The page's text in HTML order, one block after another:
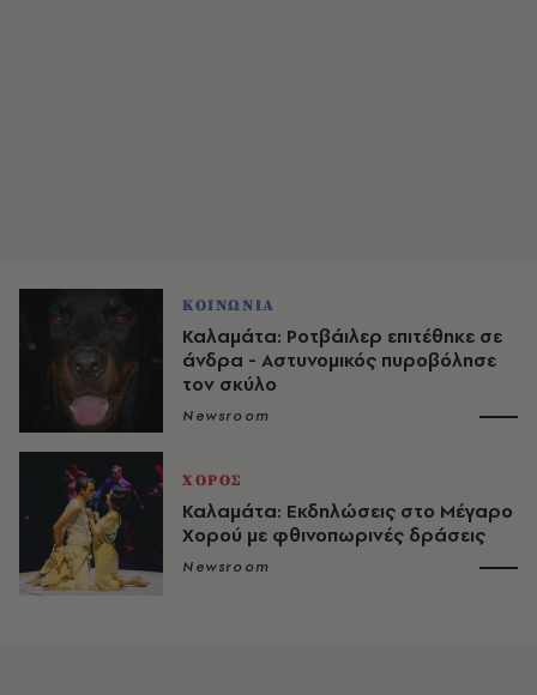
ΚΟΙΝΩΝΙΑ
Καλαμάτα: Ροτβάιλερ επιτέθηκε σε
άνδρα - Αστυνομικός πυροβόλησε
τον σκύλο
Newsroom
ΧΟΡΟΣ
Καλαμάτα: Εκδηλώσεις στο Μέγαρο
Χορού με φθινοπωρινές δράσεις
Newsroom